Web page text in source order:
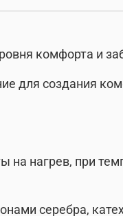
комфорта и
для создания
на нагрев, при
серебра,